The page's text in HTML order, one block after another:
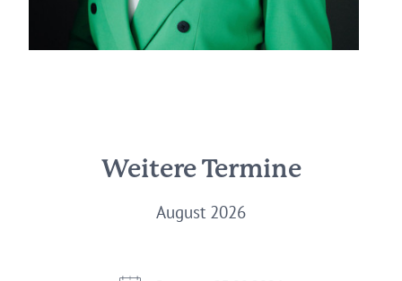
Weitere Termine
August 2026